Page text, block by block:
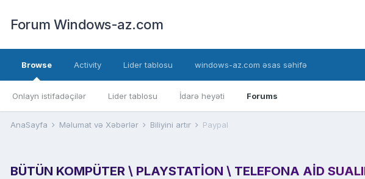
Forum Windows-az.com
Browse
Onlayn istifadəçilər Lider tablosu İdarə heyəti Forums
Activity Lider tablosu windows-az.com əsas səhifə
AnaSayfa Məlumat və Xəbərlər Biliyini artır Paypal
BÜTÜN KOMPÜTER \ PLAYSTATION \ TELEFONA AID